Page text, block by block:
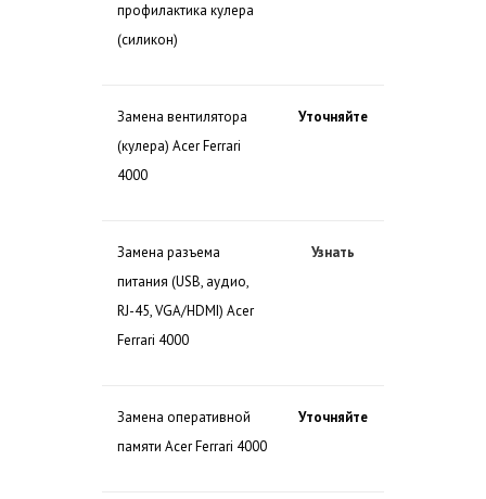
профилактика кулера
(силикон)
Замена вентилятора
(кулера) Acer Ferrari
4000
Уточняйте
Замена разъема
питания (USB, аудио,
RJ-45, VGA/HDMI) Acer
Ferrari 4000
Узнать
Замена оперативной
памяти Acer Ferrari 4000
Уточняйте